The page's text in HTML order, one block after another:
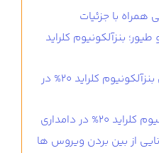
با جزئیات
بنزآلکونیوم کلراید
کاربردهای گندزدای بنزآلکونیوم کلراید 20% در
20% در دامداری
از بین بردن ویروس ها